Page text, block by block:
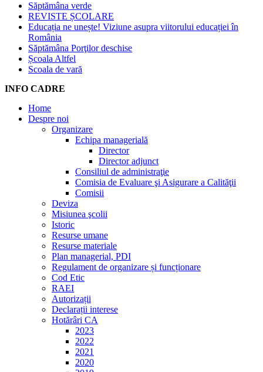
Săptămâna verde
REVISTE ȘCOLARE
Educația ne unește! Viziune asupra viitorului educației în
România
Săptămâna Porţilor deschise
Școala Altfel
Scoala de vară
INFO CADRE
Home
Despre noi
Organizare
Echipa managerială
Director
Director adjunct
Consiliul de administraţie
Comisia de Evaluare şi Asigurare a Calităţii
Comisii
Deviza
Misiunea şcolii
Istoric
Resurse umane
Resurse materiale
Plan managerial, PDI
Regulament de organizare și funcționare
Cod Etic
RAEI
Autorizații
Declarații interese
Hotărâri CA
2023
2022
2021
2020